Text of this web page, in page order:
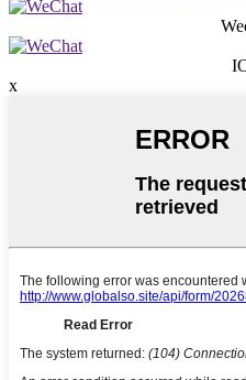
x